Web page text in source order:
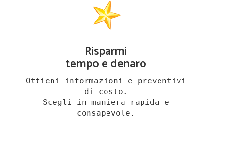
Risparmi
tempo e denaro
Ottieni informazioni e preventivi
di costo.
Scegli in maniera rapida e
consapevole.